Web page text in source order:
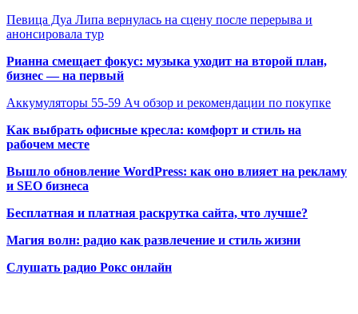
Певица Дуа Липа вернулась на сцену после перерыва и
анонсировала тур
Рианна смещает фокус: музыка уходит на второй план,
бизнес — на первый
Аккумуляторы 55-59 Ач обзор и рекомендации по покупке
Как выбрать офисные кресла: комфорт и стиль на
рабочем месте
Вышло обновление WordPress: как оно влияет на рекламу
и SEO бизнеса
Бесплатная и платная раскрутка сайта, что лучше?
Магия волн: радио как развлечение и стиль жизни
Слушать радио Рокс онлайн